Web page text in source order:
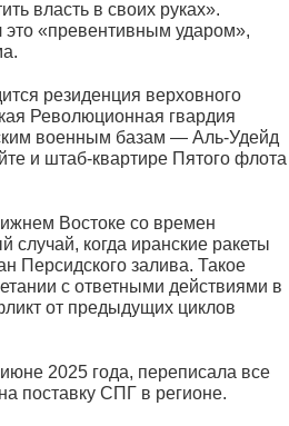
власть в своих руках».
«превентивным ударом»,
резиденция верховного
Революционная гвардия
военным базам — Аль-Удейд
и штаб-квартире Пятого флота
Востоке со времен
случай, когда иранские ракеты
Персидского залива. Такое
с ответными действиями в
от предыдущих циклов
2025 года, переписала все
поставку СПГ в регионе.